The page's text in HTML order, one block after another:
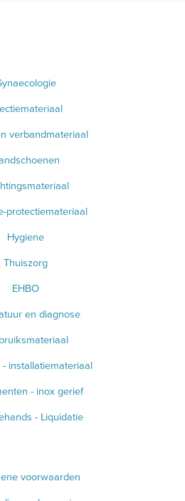
NIET GEVONDEN?
verbandmateriaal
protectiemateriaal
Hygiene
Thuiszorg
EHBO
en diagnose
- installatiemateriaal
- inox gerief
- Liquidatie
voorwaarden